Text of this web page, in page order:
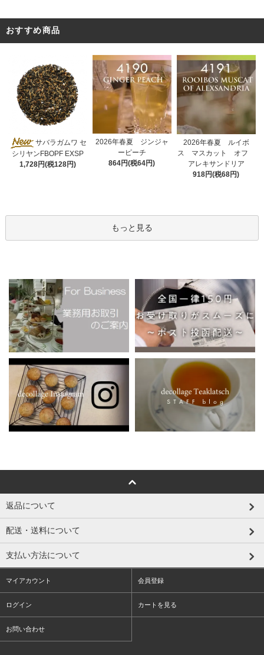
おすすめ商品
サバラガムワ セ
シリヤンFBOPF EXSP
1,728円(税128円)
2026年春夏 ジンジャ
ーピーチ
864円(税64円)
2026年春夏 ルイボ
ス マスカット オフ
アレキサンドリア
918円(税68円)
もっと見る
返品について
配送・送料について
支払い方法について
マイアカウント 会員登録
ログイン カートを見る
お問い合わせ